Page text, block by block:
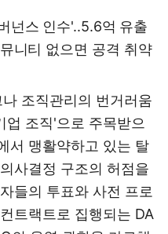
넌스 인수'..5.6억 유출
니티 없으면 공격 취약
조직관리의 번거러움
업 조직'으로 주목받으
서 맹활약하고 있는 탈
사결정 구조의 허점을
들의 투표와 사전 프로
트랙트로 집행되는 DA